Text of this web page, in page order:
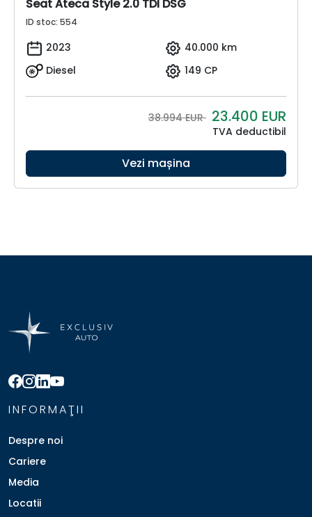
Seat Ateca Style 2.0 TDI DSG
ID stoc: 554
2023
40.000 km
Diesel
149 CP
38.994 EUR 23.400 EUR
TVA deductibil
Vezi mașina
INFORMAŢII
Despre noi
Cariere
Media
Locatii